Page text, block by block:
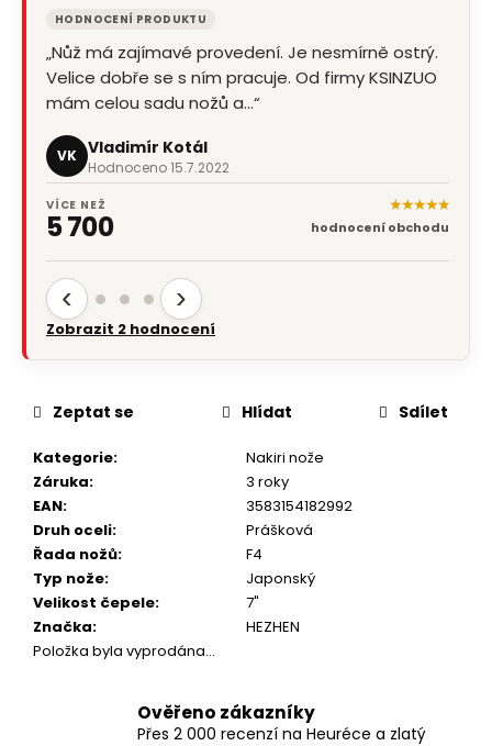
HODNOCENÍ PRODUKTU
„Nůž má zajímavé provedení. Je nesmírně ostrý.
Velice dobře se s ním pracuje. Od firmy KSINZUO
mám celou sadu nožů a…“
VK Vladimír Kotál
Hodnoceno 15.7.2022
VÍCE NEŽ
5 700
★★★★★
hodnocení obchodu
‹ ›
Zobrazit 2 hodnocení
Kategorie:
Nakiri nože
Záruka:
3 roky
EAN:
3583154182992
Druh oceli:
Prášková
Řada nožů:
F4
Typ nože:
Japonský
Velikost čepele:
7"
Značka:
HEZHEN
Položka byla vyprodána…
Zeptat se Hlídat Sdílet
Ověřeno zákazníky
Přes 2 000 recenzí na Heuréce a zlatý